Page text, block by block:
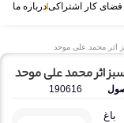
اشتراکیدرباره ما
علی موحد
محمد علی موحد
190616